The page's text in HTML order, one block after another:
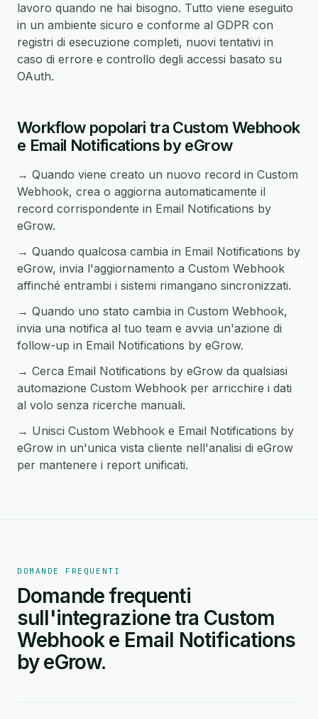
lavoro quando ne hai bisogno. Tutto viene eseguito
in un ambiente sicuro e conforme al GDPR con
registri di esecuzione completi, nuovi tentativi in
caso di errore e controllo degli accessi basato su
OAuth.
Workflow popolari tra Custom Webhook
e Email Notifications by eGrow
→ Quando viene creato un nuovo record in Custom
Webhook, crea o aggiorna automaticamente il
record corrispondente in Email Notifications by
eGrow.
→ Quando qualcosa cambia in Email Notifications by
eGrow, invia l'aggiornamento a Custom Webhook
affinché entrambi i sistemi rimangano sincronizzati.
→ Quando uno stato cambia in Custom Webhook,
invia una notifica al tuo team e avvia un'azione di
follow-up in Email Notifications by eGrow.
→ Cerca Email Notifications by eGrow da qualsiasi
automazione Custom Webhook per arricchire i dati
al volo senza ricerche manuali.
→ Unisci Custom Webhook e Email Notifications by
eGrow in un'unica vista cliente nell'analisi di eGrow
per mantenere i report unificati.
DOMANDE FREQUENTI
Domande frequenti
sull'integrazione tra Custom
Webhook e Email Notifications
by eGrow.